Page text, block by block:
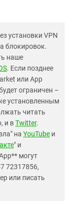
установки VPN
блокировок.
наше
. Если позднее
или App
ограничен –
установленным
читать
и вTwitter.
на YouTube и
" и
могут
72317856,
или писать